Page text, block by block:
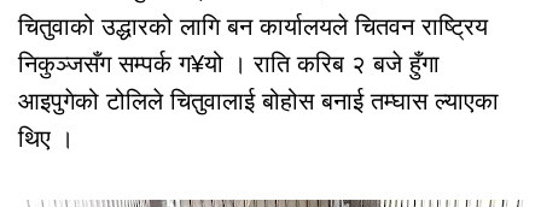
चितुवाको उद्धारको लागि बन कार्यालयले चितवन राष्ट्रिय
निकुञ्जसँग सम्पर्क ग¥यो । राति करिब २ बजे हुँगा
आइपुगेको टोलिले चितुवालाई बोहोस बनाई तम्घास ल्याएका
थिए ।